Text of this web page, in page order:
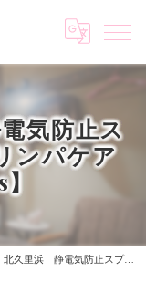
気防止ス
ンパケア
電気防止スプレー作りました【リンパケアサロンc-class】